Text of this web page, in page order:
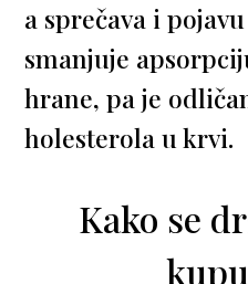
a sprečava i
smanjuje
hrane, pa je
holesterola u krvi.
Kako se